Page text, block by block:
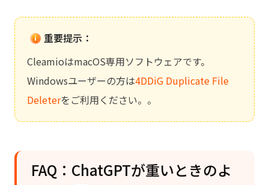
重要提示：
CleamioはmacOS専用ソフトウェアです。
Windowsユーザーの方は4DDiG Duplicate File
Deleterをご利用ください。。
FAQ：ChatGPTが重いときのよ